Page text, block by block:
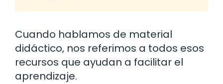
Cuando hablamos de material
didáctico, nos referimos a todos esos
recursos que ayudan a facilitar el
aprendizaje.